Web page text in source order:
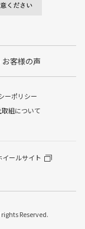
お客様の声
ーポリシー
組について
イールサイト
Reserved.